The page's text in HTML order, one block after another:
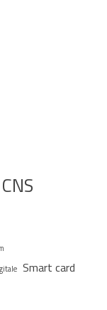
CNS
Smart card